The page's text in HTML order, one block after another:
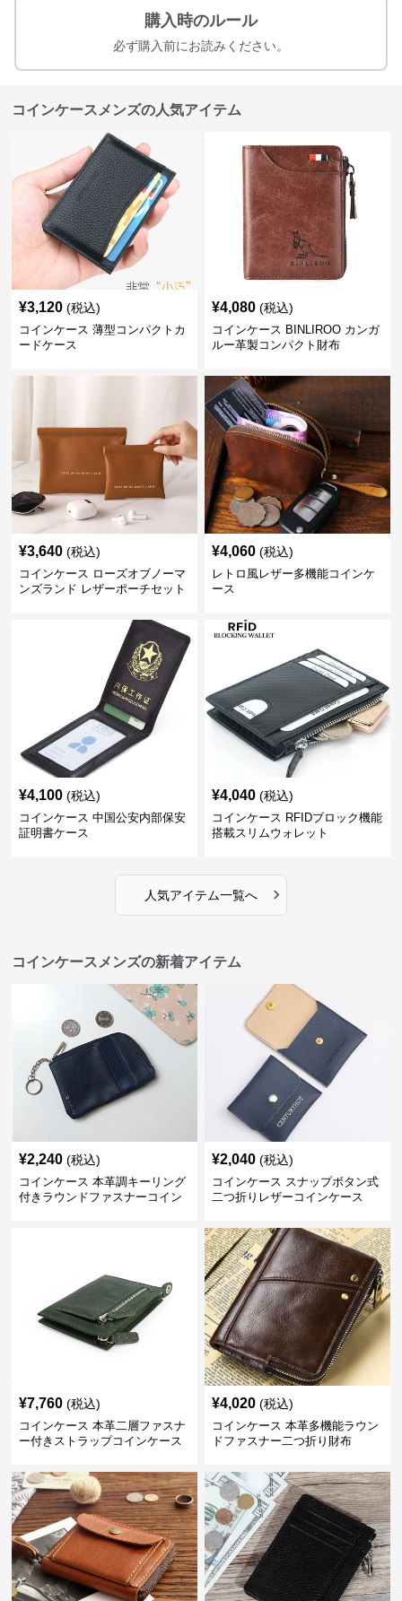
購入時のルール
必ず購入前にお読みください。
コインケースメンズの人気アイテム
¥3,120 (税込)
コインケース 薄型コンパクトカ
ードケース
¥4,080 (税込)
コインケース BINLIROO カンガ
ルー革製コンパクト財布
¥3,640 (税込)
コインケース ローズオブノーマ
ンズランド レザーポーチセット
¥4,060 (税込)
レトロ風レザー多機能コインケ
ース
¥4,100 (税込)
コインケース 中国公安内部保安
証明書ケース
¥4,040 (税込)
コインケース RFIDブロック機能
搭載スリムウォレット
人気アイテム一覧へ ›
コインケースメンズの新着アイテム
¥2,240 (税込)
コインケース 本革調キーリング
付きラウンドファスナーコイン
¥2,040 (税込)
コインケース スナップボタン式
二つ折りレザーコインケース
¥7,760 (税込)
コインケース 本革二層ファスナ
ー付きストラップコインケース
¥4,020 (税込)
コインケース 本革多機能ラウン
ドファスナー二つ折り財布